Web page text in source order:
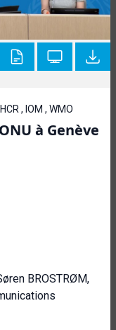
, IOM , WMO
à Genève
BROSTRØM,